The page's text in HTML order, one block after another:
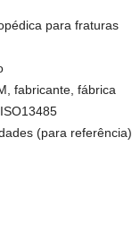
para fraturas
fabricante, fábrica
(para referência)